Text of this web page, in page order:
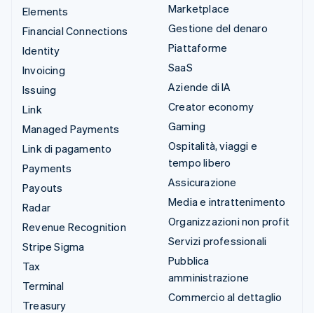
Elements
Financial Connections
Identity
Invoicing
Issuing
Link
Managed Payments
Link di pagamento
Payments
Payouts
Radar
Revenue Recognition
Stripe Sigma
Tax
Terminal
Treasury
Marketplace
Gestione del denaro
Piattaforme
SaaS
Aziende di IA
Creator economy
Gaming
Ospitalità, viaggi e
tempo libero
Assicurazione
Media e intrattenimento
Organizzazioni non profit
Servizi professionali
Pubblica
amministrazione
Commercio al dettaglio